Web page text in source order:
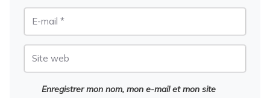
Enregistrer mon nom, mon e-mail et mon site